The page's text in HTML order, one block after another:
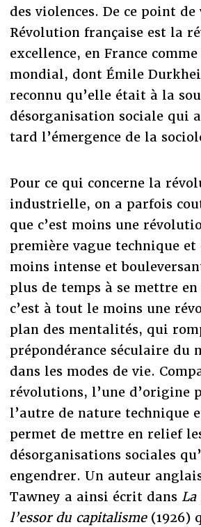
des violences. De ce point de
Révolution française est la
excellence, en France
mondial, dont Émile
reconnu qu’elle était à la
désorganisation sociale qui
tard l’émergence de la
Pour ce qui concerne la
industrielle, on a parfois
que c’est moins une
première vague technique et
moins intense et
plus de temps à se mettre
c’est à tout le moins une
plan des mentalités, qui
prépondérance séculaire du
dans les modes de vie.
révolutions, l’une d’origine
l’autre de nature technique
permet de mettre en relief
désorganisations sociales
engendrer. Un auteur
Tawney a ainsi écrit dans
l’essor du capitalisme(1926)